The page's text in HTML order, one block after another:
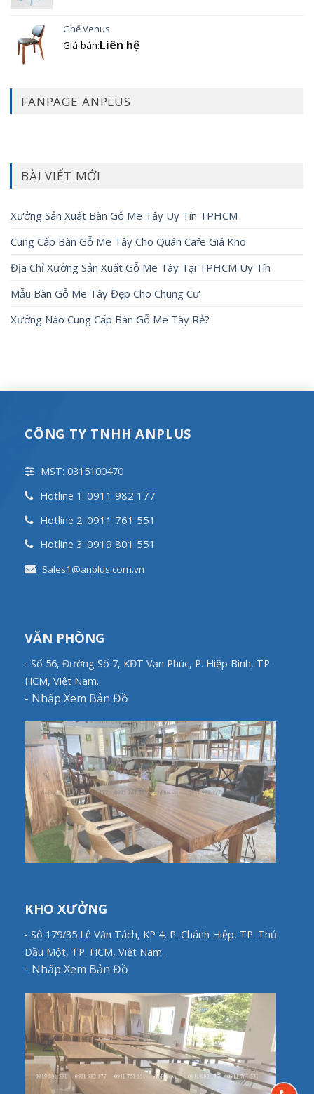
Ghế Venus
Giá bán:Liên hệ
FANPAGE ANPLUS
BÀI VIẾT MỚI
Xưởng Sản Xuất Bàn Gỗ Me Tây Uy Tín TPHCM
Cung Cấp Bàn Gỗ Me Tây Cho Quán Cafe Giá Kho
Địa Chỉ Xưởng Sản Xuất Gỗ Me Tây Tại TPHCM Uy Tín
Mẫu Bàn Gỗ Me Tây Đẹp Cho Chung Cư
Xưởng Nào Cung Cấp Bàn Gỗ Me Tây Rẻ?
CÔNG TY TNHH ANPLUS
MST: 0315100470
Hotline 1: 0911 982 177
Hotline 2: 0911 761 551
Hotline 3: 0919 801 551
Sales1@anplus.com.vn
VĂN PHÒNG
- Số 56, Đường Số 7, KĐT Vạn Phúc, P. Hiệp Bình, TP.
HCM, Việt Nam.
- Nhấp Xem Bản Đồ
KHO XƯỞNG
- Số 179/35 Lê Văn Tách, KP 4, P. Chánh Hiệp, TP. Thủ
Dầu Một, TP. HCM, Việt Nam.
- Nhấp Xem Bản Đồ